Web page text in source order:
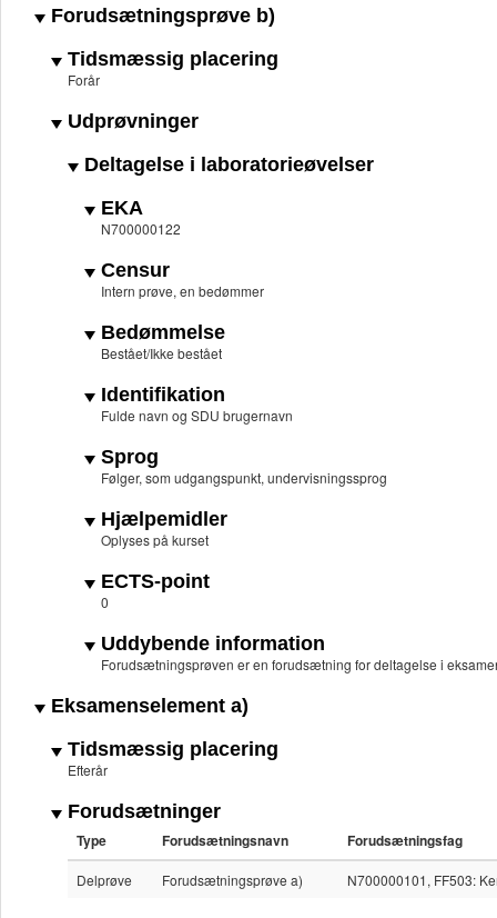
Forudsætningsprøve b)
Tidsmæssig placering
Forår
Udprøvninger
Deltagelse i laboratorieøvelser
EKA
N700000122
Censur
Intern prøve, en bedømmer
Bedømmelse
Bestået/Ikke bestået
Identifikation
Fulde navn og SDU brugernavn
Sprog
Følger, som udgangspunkt, undervisningssprog
Hjælpemidler
Oplyses på kurset
ECTS-point
0
Uddybende information
Forudsætningsprøven er en forudsætning for deltagelse i
Eksamenselement a)
Tidsmæssig placering
Efterår
Forudsætninger
Type Forudsætningsnavn Forudsætningsfag
Delprøve Forudsætningsprøve a) N700000101, FF503: